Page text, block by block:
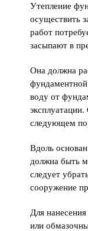
Утепление
осуществить
работ
засыпают в
Она должна
воду от
следующем
Вдоль
должна быть
следует
сооружение
Для
или